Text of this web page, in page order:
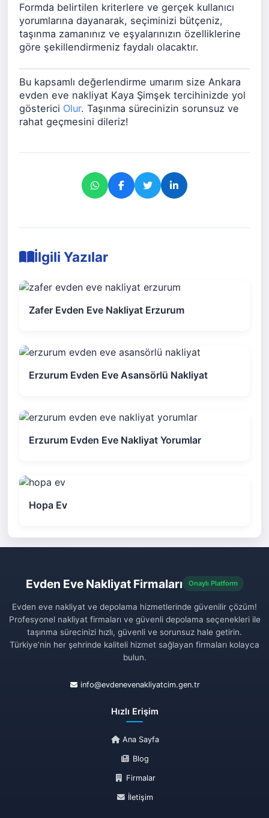
Formda belirtilen kriterlere ve gerçek kullanıcı
yorumlarına dayanarak, seçiminizi bütçeniz,
taşınma zamanınız ve eşyalarınızın özelliklerine
göre şekillendirmeniz faydalı olacaktır.
Bu kapsamlı değerlendirme umarım size Ankara
evden eve nakliyat Kaya Şimşek tercihinizde yol
gösterici Olur. Taşınma sürecinizin sorunsuz ve
rahat geçmesini dileriz!
İlgili Yazılar
Zafer Evden Eve Nakliyat Erzurum
Erzurum Evden Eve Asansörlü Nakliyat
Erzurum Evden Eve Nakliyat Yorumlar
Hopa Ev
Evden Eve Nakliyat Firmaları Onaylı Platform
Evden eve nakliyat ve depolama hizmetlerinde güvenilir çözüm!
Profesyonel nakliyat firmaları ve güvenli depolama seçenekleri ile
taşınma sürecinizi hızlı, güvenli ve sorunsuz hale getirin.
Türkiye’nin her şehrinde kaliteli hizmet sağlayan firmaları kolayca
bulun.
info@evdenevenakliyatcim.gen.tr
Hızlı Erişim
Ana Sayfa
Blog
Firmalar
İletişim